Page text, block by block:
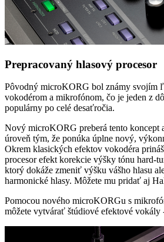
Prepracovaný hlasový procesor
Pôvodný microKORG bol známy svojím
vokodérom a mikrofónom, čo je jeden z
populárny po celé desaťročia.
Nový microKORG preberá tento koncept
úroveň tým, že ponúka úplne nový,
Okrem klasických efektov vokodéra
procesor efekt korekcie výšky tónu hard-
ktorý dokáže zmeniť výšku vášho hlasu
harmonické hlasy. Môžete mu pridať aj
Pomocou nového microKORGu s
môžete vytvárať štúdiové efektové vokály